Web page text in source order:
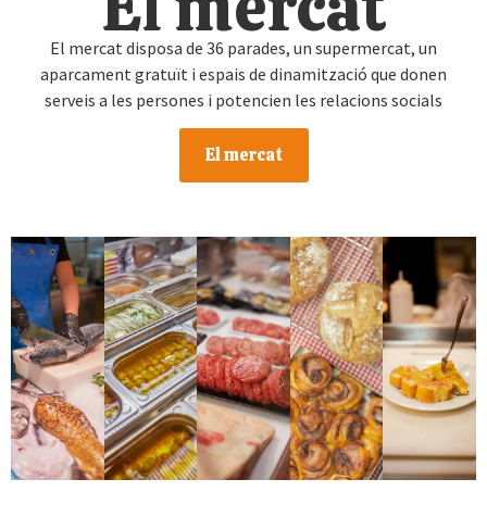
El mercat disposa de 36 parades, un supermercat, un
aparcament gratuït i espais de dinamització que donen
serveis a les persones i potencien les relacions socials
El mercat